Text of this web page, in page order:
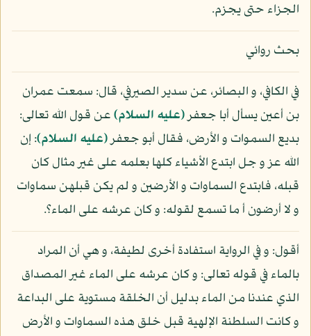
الجزاء حتى يجزم.
بحث روائي
في الكافي، و البصائر، عن سدير الصيرفي، قال: سمعت عمران
بن أعين يسأل أبا جعفر(عليه السلام)عن قول الله تعالى:
بديع السموات و الأرض، فقال أبو جعفر(عليه السلام): إن
الله عز و جل ابتدع الأشياء كلها بعلمه على غير مثال كان
قبله، فابتدع السماوات و الأرضين و لم يكن قبلهن سماوات
و لا أرضون أ ما تسمع لقوله: و كان عرشه على الماء؟.
أقول: و في الرواية استفادة أخرى لطيفة، و هي أن المراد
بالماء في قوله تعالى: و كان عرشه على الماء غير المصداق
الذي عندنا من الماء بدليل أن الخلقة مستوية على البداعة
و كانت السلطنة الإلهية قبل خلق هذه السماوات و الأرض